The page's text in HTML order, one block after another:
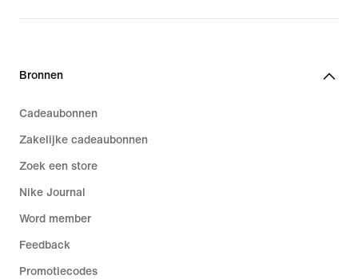
Bronnen
Cadeaubonnen
Zakelijke cadeaubonnen
Zoek een store
Nike Journal
Word member
Feedback
Promotiecodes